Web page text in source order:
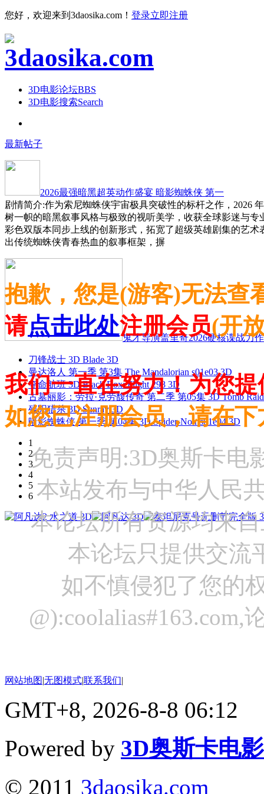
您好，欢迎来到3daosika.com！ 登录立即注册
3D电影论坛BBS
3D电影搜索Search
最新帖子
2026最强暗黑超英动作盛宴 暗影蜘蛛侠 第一
剧情简介:作为索尼蜘蛛侠宇宙极具突破性的标杆之作，2026
树一帜的暗黑叙事风格与极致的视听美学，收获全球影迷与
彩色双版本同步上线的创新形式，拓宽了超级英雄剧集的艺
出传统蜘蛛侠青春热血的叙事框架，摒
鬼才导演盖里奇2026硬核谍战力
刀锋战士 3D Blade 3D
曼达洛人 第一季 第3集 The Mandalorian s01e03 3D
夺命航班 3D Black Box: Flight 298 3D
古墓丽影：劳拉·克劳馥传奇 第二季 第05集 3D Tomb
残阳猎杀 3D Sunray 3D
暗影蜘蛛侠 第一季 第04集 3D Spider-Noir s01e04 3D
1
2
3
4
5
6
抱歉，您是(游客)无法查
请点击此处注册会员(开
我们一直在努力！为您
如您已注册会员，请在
免责声明:3D奥斯卡电
本站发布与中华人民
本论坛所有资源均来
本论坛只提供交流
如不慎侵犯了您的
网站地图|无图模式|联系我们|
GMT+8, 2026-8-8 06:12
Powered by 3D奥斯卡电
© 2011 3daosika.com